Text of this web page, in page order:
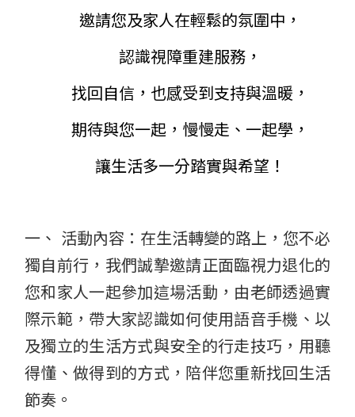
邀請您及家人在輕鬆的氛圍中，
認識視障重建服務，
找回自信，也感受到支持與溫暖，
期待與您一起，慢慢走、一起學，
讓生活多一分踏實與希望！
一、 活動內容：在生活轉變的路上，您不必
獨自前行，我們誠摯邀請正面臨視力退化的
您和家人一起參加這場活動，由老師透過實
際示範，帶大家認識如何使用語音手機、以
及獨立的生活方式與安全的行走技巧，用聽
得懂、做得到的方式，陪伴您重新找回生活
節奏。